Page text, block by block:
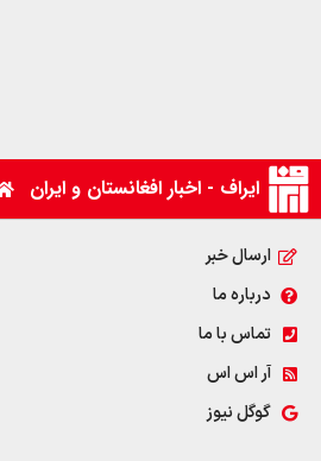
ایراف - اخبار افغانستان و ایران
ارسال خبر
درباره ما
تماس با ما
آر اس اس
گوگل نیوز